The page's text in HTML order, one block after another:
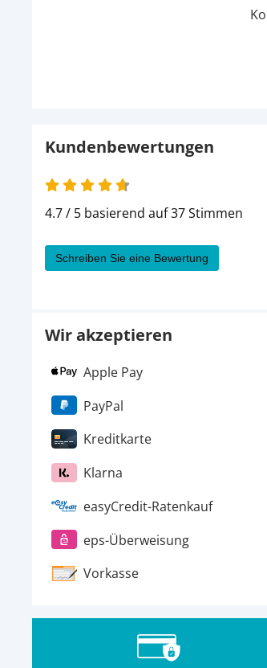
Kundenbewertungen
4.7 / 5 basierend auf 37 Stimmen
Schreiben Sie eine Bewertung
Wir akzeptieren
Apple Pay
PayPal
Kreditkarte
Klarna
easyCredit-Ratenkauf
eps-Überweisung
Vorkasse